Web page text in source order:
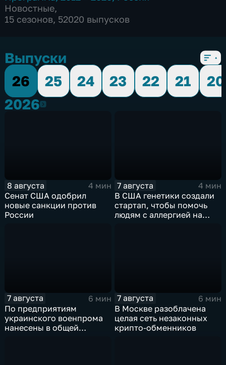
Новостные,
15 сезонов, 52020 выпусков
Выпуски
26
25 24 23 22 21
20
20262026
8 августа
4 мин
Сенат США одобрил
новые санкции против
России
7 августа
4 мин
В США генетики создали
стартап, чтобы помочь
людям с аллергией на
7 августа
6 мин
По предприятиям
украинского военпрома
нанесены в общей
7 августа
6 мин
В Москве разоблачена
целая сеть незаконных
крипто-обменников